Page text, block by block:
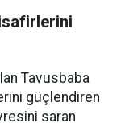
Tavusbaba
güçlendiren
saran